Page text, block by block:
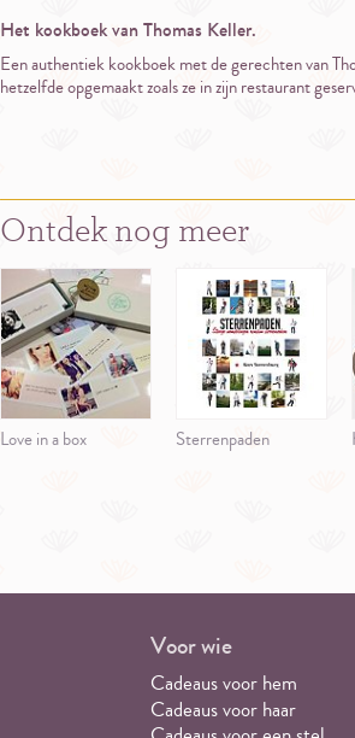
Het kookboek van Thomas Keller.
Een authentiek kookboek met de gerechten van
hetzelfde opgemaakt zoals ze in zijn restaurant
Ontdek nog meer
Love in a box Sterrenpaden
Voor wie
Cadeaus voor hem
Cadeaus voor haar